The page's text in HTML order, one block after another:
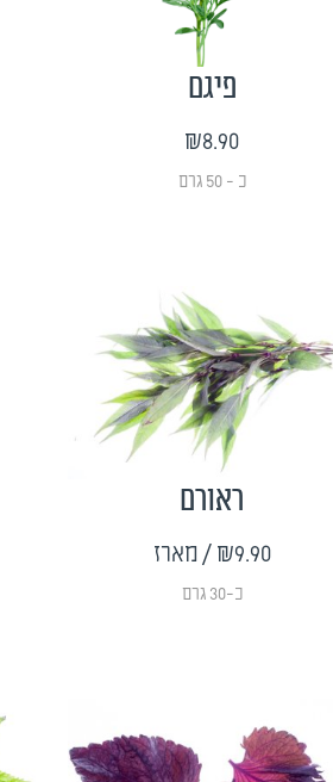
פיגם
₪8.90
כ - 50 גרם
ראורם
₪9.90 / מארז
כ-30 גרם